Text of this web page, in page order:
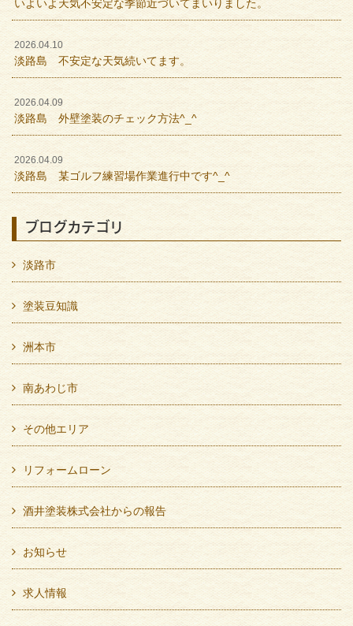
いよいよ天気不安定な季節近づいてまいりました。
2026.04.10
淡路島 不安定な天気続いてます。
2026.04.09
淡路島 外壁塗装のチェック方法^_^
2026.04.09
淡路島 某ゴルフ練習場作業進行中です^_^
ブログカテゴリ
淡路市
塗装豆知識
洲本市
南あわじ市
その他エリア
リフォームローン
酒井塗装株式会社からの報告
お知らせ
求人情報